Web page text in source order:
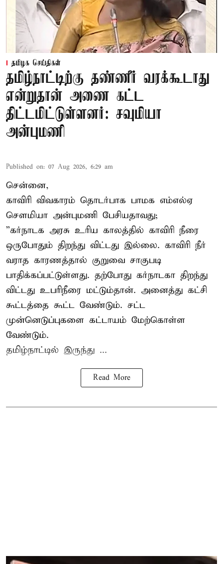
தமிழக செய்திகள்
தமிழ்நாட்டிற்கு தண்ணீர் வரக்கூடாது
என்றுதான் அணை கட்ட
திட்டமிட்டுள்ளனர்: சவுமியா
அன்புமணி
Published on: 07 Aug 2026, 6:29 am
சென்னை,
காவிரி விவகாரம் தொடர்பாக பாமக எம்எல்ஏ
சௌமியா அன்புமணி பேசியதாவது;
”கர்நாடக அரசு உரிய காலத்தில் காவிரி நீரை
ஒருபோதும் திறந்து விட்டது இல்லை. காவிரி நீர்
வராத காரணத்தால் குறுவை சாகுபடி
பாதிக்கப்பட்டுள்ளது. தற்போது கர்நாடகா திறந்து
விட்டது உபரிநீரை மட்டும்தான். அனைத்து கட்சி
கூட்டத்தை கூட்ட வேண்டும். சட்ட
முன்னெடுப்புகளை கட்டாயம் மேற்கொள்ள
வேண்டும்.
தமிழ்நாட்டில் இருந்து ...
Read More